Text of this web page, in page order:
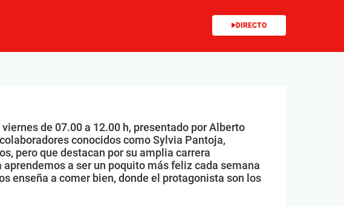
DIRECTO
de 07.00 a 12.00 h, presentado por Alberto
conocidos como Sylvia Pantoja,
pero que destacan por su amplia carrera
a ser un poquito más feliz cada semana
enseña a comer bien, donde el protagonista son los